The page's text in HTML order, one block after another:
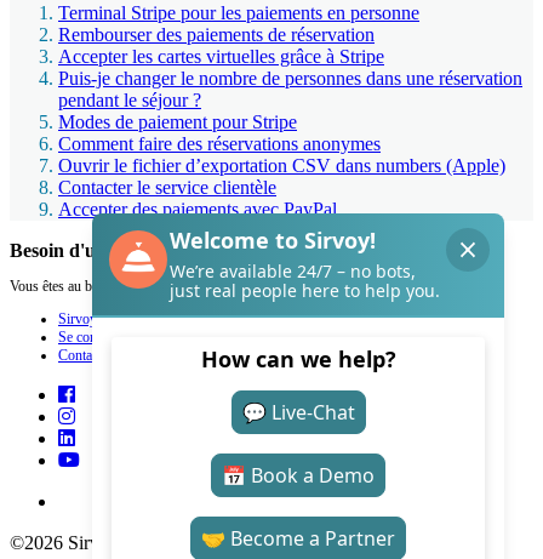
Terminal Stripe pour les paiements en personne
Rembourser des paiements de réservation
Accepter les cartes virtuelles grâce à Stripe
Puis-je changer le nombre de personnes dans une réservation
pendant le séjour ?
Modes de paiement pour Stripe
Comment faire des réservations anonymes
Ouvrir le fichier d’exportation CSV dans numbers (Apple)
Contacter le service clientèle
Accepter des paiements avec PayPal
Besoin d'un coup de main de Sirvoy ?
Vous êtes au bon endroit.
Sirvoy
Se connecter
Contact
©2026 Sirvoy . All Rights reserved.